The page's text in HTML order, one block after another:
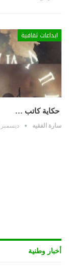
ابداعات ثقافية
حكاية كاتب …
سارة الفقيه ديسمبر 7, 2020
أخبار وطنية